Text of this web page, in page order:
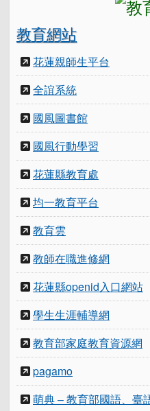
教育網站
花蓮親師生平台
全誼系統
國風圖書館
國風行動學習
花蓮縣教育處
均一教育平台
教育雲
教師在職進修網
花蓮縣openid入口網站
學生生涯輔導網
教育部家庭教育資源網
pagamo
萌典 – 教育部國語、臺